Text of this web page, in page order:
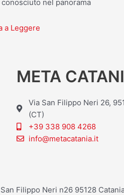
conosciuto nel panorama
a Leggere
META
Via San Filippo Neri 26,
(CT)
+39 338 908 4268
info@metacatania.it
Filippo Neri n26 95128